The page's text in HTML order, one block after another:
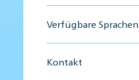
Verfügbare Sprachen
Kontakt